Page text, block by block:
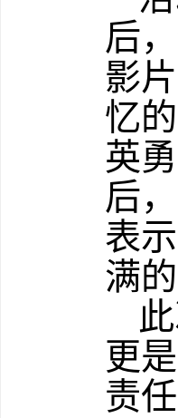
后
影
忆
英
后
表
满
更
责